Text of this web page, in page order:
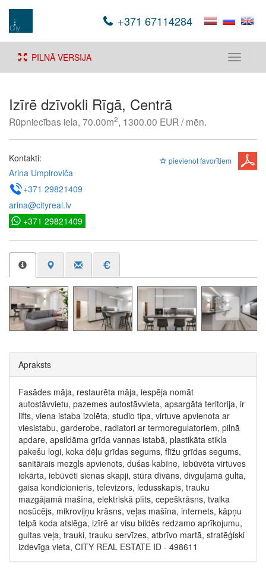
+371 67114284
Toggle
PILNĀ VERSIJA
Izīrē dzīvokli Rīgā, Centrā
Rūpniecības iela, 70.00m2, 1300.00 EUR / mēn.
pievienot favorītiem
Kontakti:
Arina Umpiroviča
+371 29821409
arina@cityreal.lv
+371 29821409
Apraksts
Fasādes māja, restaurēta māja, iespēja nomāt
autostāvvietu, pazemes autostāvvieta, apsargāta teritorija, ir
lifts, viena istaba izolēta, studio tipa, virtuve apvienota ar
viesistabu, garderobe, radiatori ar termoregulatoriem, pilnā
apdare, apsildāma grīda vannas istabā, plastikāta stikla
pakešu logi, koka dēļu grīdas segums, flīžu grīdas segums,
sanitārais mezgls apvienots, dušas kabīne, iebūvēta virtuves
iekārta, iebūvēti sienas skapji, stūra dīvāns, divguļamā gulta,
gaisa kondicionieris, televizors, ledusskapis, trauku
mazgājamā mašīna, elektriskā plīts, cepeškrāsns, tvaika
nosūcējs, mikroviļņu krāsns, veļas mašīna, internets, kāpņu
telpā koda atslēga, izīrē ar visu bildēs redzamo aprīkojumu,
gultas veļa, trauki, trauku servīzes, atbrīvo martā, stratēģiski
izdevīga vieta, CITY REAL ESTATE ID - 498611